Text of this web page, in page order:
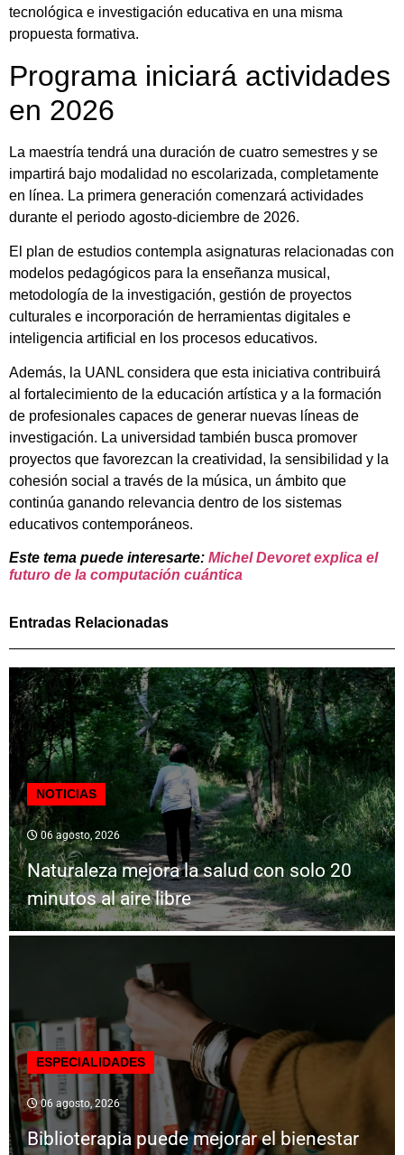
tecnológica e investigación educativa en una misma
propuesta formativa.
Programa iniciará actividades
en 2026
La maestría tendrá una duración de cuatro semestres y se
impartirá bajo modalidad no escolarizada, completamente
en línea. La primera generación comenzará actividades
durante el periodo agosto-diciembre de 2026.
El plan de estudios contempla asignaturas relacionadas con
modelos pedagógicos para la enseñanza musical,
metodología de la investigación, gestión de proyectos
culturales e incorporación de herramientas digitales e
inteligencia artificial en los procesos educativos.
Además, la UANL considera que esta iniciativa contribuirá
al fortalecimiento de la educación artística y a la formación
de profesionales capaces de generar nuevas líneas de
investigación. La universidad también busca promover
proyectos que favorezcan la creatividad, la sensibilidad y la
cohesión social a través de la música, un ámbito que
continúa ganando relevancia dentro de los sistemas
educativos contemporáneos.
Este tema puede interesarte: Michel Devoret explica el
futuro de la computación cuántica
Entradas Relacionadas
NOTICIAS
06 agosto, 2026
Naturaleza mejora la salud con solo 20
minutos al aire libre
ESPECIALIDADES
06 agosto, 2026
Biblioterapia puede mejorar el bienestar